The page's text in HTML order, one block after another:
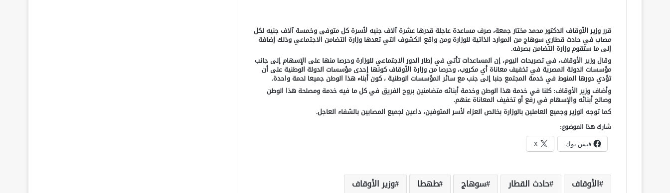
قرر وزير الأوقاف الدكتور محمد مختار جمعة، صرف مساعدة عاجلة قدرها عشرة آلاف جنيه لأسرة كل متوفى وخمسة آلاف جنيه لكل
مصاب في حادث قطاري سوهاج من الموارد الذاتية للوزارة ومن واقع الكشوف التي تعدها وزارة التضامن الاجتماعي وذلك إضافة
إلى ما ستقوم وزارة التضامن بصرفه.
وقال وزير الأوقاف، في تصريحات اليوم، إن المساعدات تأتي في إطار الدور الاجتماعي للوزارة وحرصا منها على الإسهام إلى جانب
مؤسسات الدولة المصرية في تخفيف معاناة أي مكروب، وحرصا من وزارة الأوقاف كونها إحدى مؤسسات الدولة الوطنية على أن
تؤدي دورها المنوط في خدمة المجتمع جنبا إلى جنب مع سائر المؤسسات الوطنية ، كون أبناء هذا الوطن جميعا لحمة واحدة.
وأضاف وزير الأوقاف: كلنا في خدمة هذا الوطن وخدمة أبنائه متضامنين بروح الفريق في كل ما فيه خدمة ومصلحة هذا الوطن
وصالح أبنائه والإسهام في رفع أو تخفيف المعاناة عنهم.
كما توجه الوزير وجميع العاملين بالوزارة بخالص العزاء لأسر المتوفين، داعين لجميع المصابين بالشفاء العاجل.
شارك هذا الموضوع:
فيس بوك X
الأوقاف حادث القطار سوهاج طهطا وزير الأوقاف